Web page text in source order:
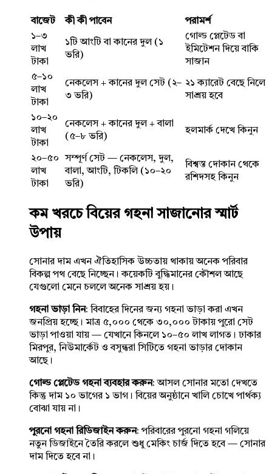
বাজেট কী কী পাবেন
পরামর্শ
১–৩
লাখ
টাকা
১টি আংটি বা কানের দুল (১
ভরি)
গোল্ড প্লেটেড বা
ইমিটেশন দিয়ে বাকি
সাজান
৫–১০
লাখ
টাকা
নেকলেস + কানের দুল সেট (২–
৩ ভরি)
২১ ক্যারেট বেছে নিলে
সাশ্রয় হবে
১০–২০
লাখ
টাকা
নেকলেস + কানের দুল + বালা
(৫–৮ ভরি)
হলমার্ক দেখে কিনুন
২০–৫০
লাখ
টাকা
সম্পূর্ণ সেট — নেকলেস, দুল,
বালা, আংটি, টিকলি (১০–২০
ভরি)
বিশ্বস্ত দোকান থেকে
রশিদসহ কিনুন
কম খরচে বিয়ের গহনা সাজানোর স্মার্ট
উপায়
সোনার দাম এখন ঐতিহাসিক উচ্চতায় থাকায় অনেক পরিবার
বিকল্প পথ বেছে নিচ্ছেন। কয়েকটি বুদ্ধিমানের কৌশল আছে
যেগুলো মেনে চললে অনেক সাশ্রয় হয়।
গহনা ভাড়া নিন: বিবাহের দিনের জন্য গহনা ভাড়া করা এখন
জনপ্রিয় হচ্ছে। মাত্র ৫,০০০ থেকে ৩০,০০০ টাকায় পুরো সেট
ভাড়া পাওয়া যায় — যেখানে কিনলে ১০–৫০ লাখ লাগত। ঢাকার
মিরপুর, নিউমার্কেট ও বসুন্ধরা সিটিতে গহনা ভাড়ার দোকান
আছে।
গোল্ড প্লেটেড গহনা ব্যবহার করুন: আসল সোনার মতো দেখতে
কিন্তু দাম ১০ ভাগের ১ ভাগ। বিয়ের অনুষ্ঠানে খালি চোখে পার্থক্য
বোঝা যায় না।
পুরনো গহনা রিডিজাইন করুন: পরিবারের পুরনো গহনা গলিয়ে
নতুন ডিজাইনে তৈরি করলে শুধু মেকিং চার্জ দিতে হবে — সোনার
দাম দিতে হবে না।